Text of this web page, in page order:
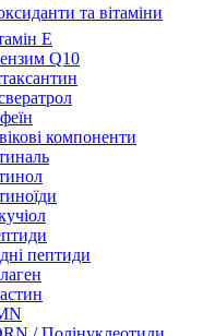
та вітаміни
Е
Q10
компоненти
пептиди